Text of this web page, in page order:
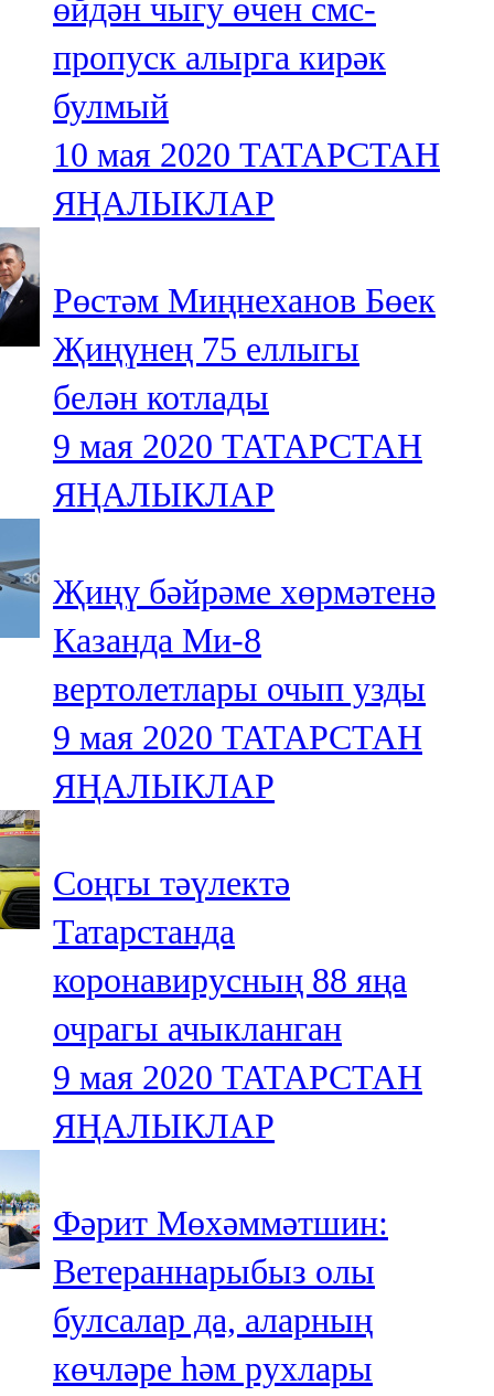
өйдән чыгу өчен смс-
пропуск алырга кирәк
булмый
10 мая 2020 ТАТАРСТАН
ЯҢАЛЫКЛАР
Рөстәм Миңнеханов Бөек
Җиңүнең 75 еллыгы
белән котлады
9 мая 2020 ТАТАРСТАН
ЯҢАЛЫКЛАР
Җиңү бәйрәме хөрмәтенә
Казанда Ми-8
вертолетлары очып узды
9 мая 2020 ТАТАРСТАН
ЯҢАЛЫКЛАР
Соңгы тәүлектә
Татарстанда
коронавирусның 88 яңа
очрагы ачыкланган
9 мая 2020 ТАТАРСТАН
ЯҢАЛЫКЛАР
Фәрит Мөхәммәтшин:
Ветераннарыбыз олы
булсалар да, аларның
көчләре һәм рухлары